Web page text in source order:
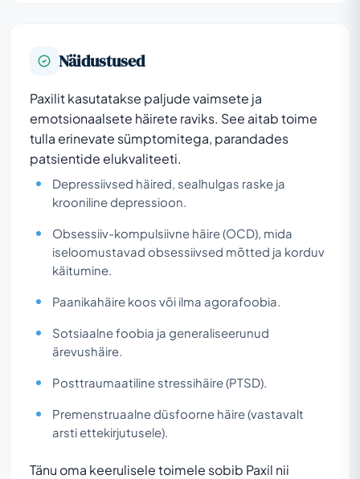
Näidustused
Paxilit kasutatakse paljude vaimsete ja
emotsionaalsete häirete raviks. See aitab toime
tulla erinevate sümptomitega, parandades
patsientide elukvaliteeti.
Depressiivsed häired, sealhulgas raske ja
krooniline depressioon.
Obsessiiv-kompulsiivne häire (OCD), mida
iseloomustavad obsessiivsed mõtted ja korduv
käitumine.
Paanikahäire koos või ilma agorafoobia.
Sotsiaalne foobia ja generaliseerunud
ärevushäire.
Posttraumaatiline stressihäire (PTSD).
Premenstruaalne düsfoorne häire (vastavalt
arsti ettekirjutusele).
Tänu oma keerulisele toimele sobib Paxil nii